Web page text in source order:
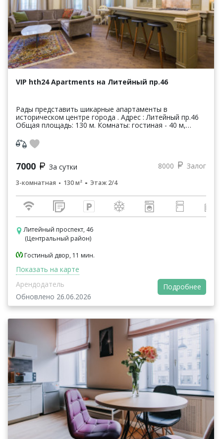
VIP hth24 Apartments на Литейный пр.46
Рады представить шикарные апартаменты в
историческом центре города . Адрес : Литейный пр.46
Общая площадь: 130 м. Комнаты: гостиная - 40 м,
7000 За сутки 8000 Залог
3-комнатная 130 м² Этаж 2/4
Литейный проспект, 46
(Центральный район)
Гостиный двор, 11 мин.
Показать на карте
Арендодатель
Обновлено 26.06.2026
Подробнее